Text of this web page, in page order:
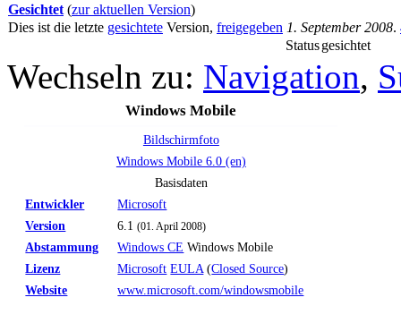
Gesichtet (zur aktuellen Version)
Dies ist die letzte gesichtete Version, freigegeben 1. September 2008.
Statusgesichtet
Wechseln zu: Navigation,
Windows Mobile
Bildschirmfoto
Windows Mobile 6.0 (en)
Basisdaten
Entwickler
Microsoft
Version
6.1(01. April 2008)
Abstammung Windows CE Windows Mobile
Lizenz
Microsoft EULA (Closed Source)
Website
www.microsoft.com/windowsmobile